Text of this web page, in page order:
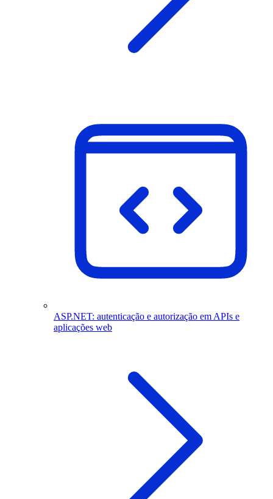
ASP.NET: autenticação e autorização em APIs e
aplicações web